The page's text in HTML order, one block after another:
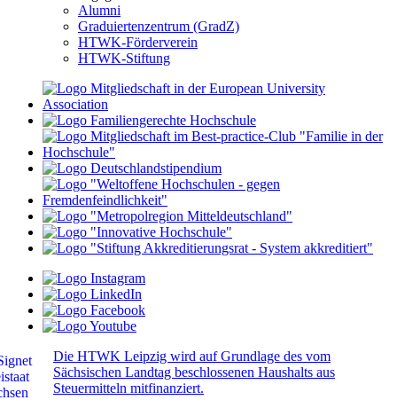
Alumni
Graduiertenzentrum (GradZ)
HTWK-Förderverein
HTWK-Stiftung
Die HTWK Leipzig wird auf Grundlage des vom
Sächsischen Landtag beschlossenen Haushalts aus
Steuermitteln mitfinanziert.